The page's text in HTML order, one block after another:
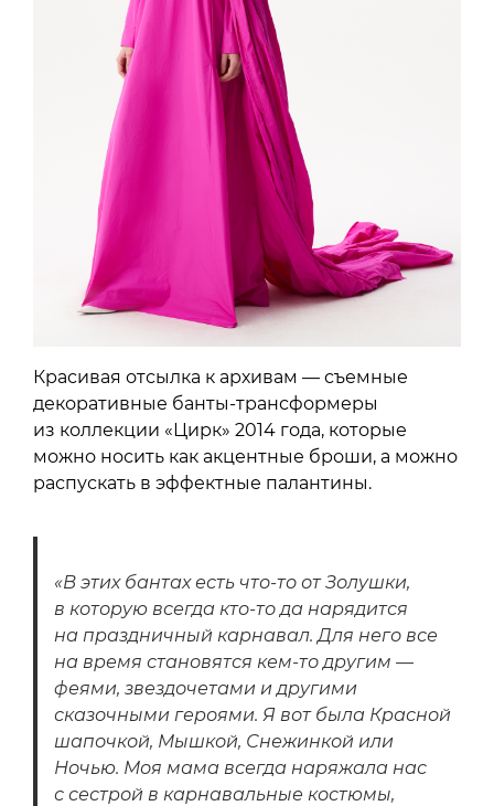
Красивая отсылка к архивам — съемные
декоративные банты-трансформеры
из коллекции «Цирк» 2014 года, которые
можно носить как акцентные броши, а можно
распускать в эффектные палантины.
«В этих бантах есть что-то от Золушки,
в которую всегда кто-то да нарядится
на праздничный карнавал. Для него все
на время становятся кем-то другим —
феями, звездочетами и другими
сказочными героями. Я вот была Красной
шапочкой, Мышкой, Снежинкой или
Ночью. Моя мама всегда наряжала нас
с сестрой в карнавальные костюмы,